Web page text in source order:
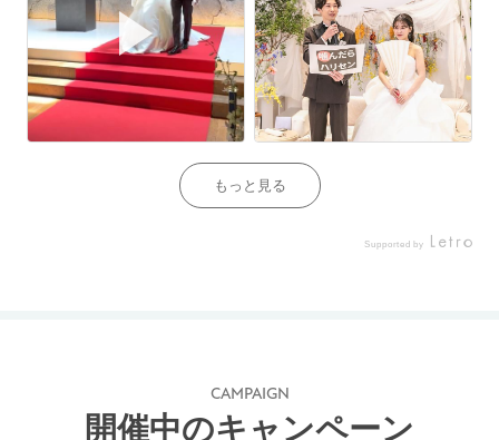
もっと見る
Supported by
CAMPAIGN
開催中のキャンペーン